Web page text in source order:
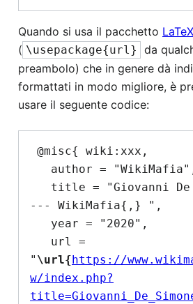
Quando si usa il pacchetto LaTeX
( \usepackage{url}
da
preambolo) che in genere dà
formattati in modo migliore, è
usare il seguente codice:
--- WikiMafia{,} ",
" \url{https://
w/index.php?